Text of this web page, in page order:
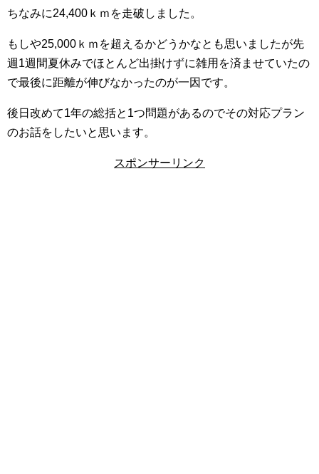
ちなみに24,400ｋｍを走破しました。
もしや25,000ｋｍを超えるかどうかなとも思いましたが先
週1週間夏休みでほとんど出掛けずに雑用を済ませていたの
で最後に距離が伸びなかったのが一因です。
後日改めて1年の総括と1つ問題があるのでその対応プラン
のお話をしたいと思います。
スポンサーリンク